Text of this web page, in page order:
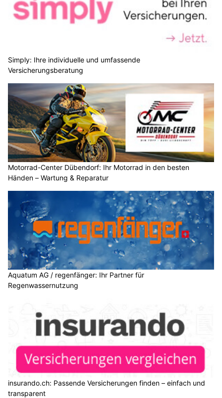
Simply: Ihre individuelle und umfassende
Versicherungsberatung
Motorrad-Center Dübendorf: Ihr Motorrad in den besten
Händen – Wartung & Reparatur
Aquatum AG / regenfänger: Ihr Partner für
Regenwassernutzung
insurando.ch: Passende Versicherungen finden – einfach und
transparent